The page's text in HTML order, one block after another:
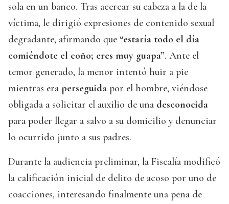
sola en un banco. Tras acercar su cabeza a la de la
víctima, le dirigió expresiones de contenido sexual
degradante, afirmando que “estaría todo el día
comiéndote el coño; eres muy guapa”. Ante el
temor generado, la menor intentó huir a pie
mientras era perseguida por el hombre, viéndose
obligada a solicitar el auxilio de una desconocida
para poder llegar a salvo a su domicilio y denunciar
lo ocurrido junto a sus padres.
Durante la audiencia preliminar, la Fiscalía modificó
la calificación inicial de delito de acoso por uno de
coacciones, interesando finalmente una pena de